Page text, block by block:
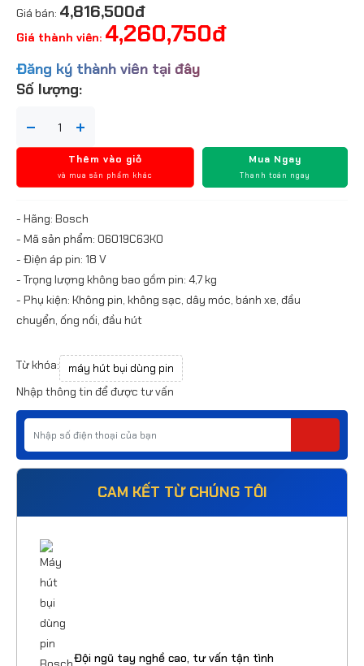
Giá bán: 4,816,500đ
Giá thành viên: 4,260,750đ
Đăng ký thành viên tại đây
Số lượng:
Thêm vào giỏ
và mua sản phẩm khác
Mua Ngay
Thanh toán ngay
- Hãng: Bosch
- Mã sản phẩm: 06019C63K0
- Điện áp pin: 18 V
- Trọng lượng không bao gồm pin: 4,7 kg
- Phụ kiện: Không pin, không sạc, dây móc, bánh xe, đầu
chuyển, ống nối, đầu hút
Từ khóa: máy hút bụi dùng pin
Nhập thông tin để được tư vấn
CAM KẾT TỪ CHÚNG TÔI
Đội ngũ tay nghề cao, tư vấn tận tình